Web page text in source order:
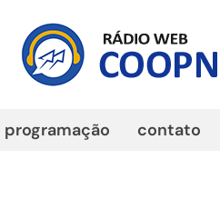
programação contato